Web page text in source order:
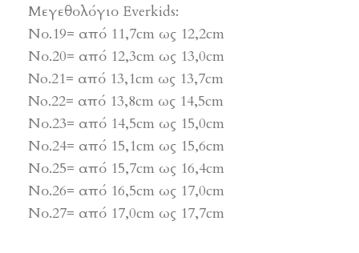
Μεγεθολόγιο Everkids:
Νο.19= από 11,7cm ως 12,2cm
Νο.20= από 12,3cm ως 13,0cm
No.21= από 13,1cm ως 13,7cm
No.22= από 13,8cm ως 14,5cm
Νο.23= από 14,5cm ως 15,0cm
Νο.24= από 15,1cm ως 15,6cm
Νο.25= από 15,7cm ως 16,4cm
Νο.26= από 16,5cm ως 17,0cm
Νο.27= από 17,0cm ως 17,7cm